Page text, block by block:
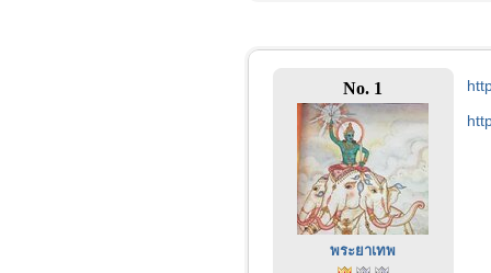
No. 1
พระยาเทพ